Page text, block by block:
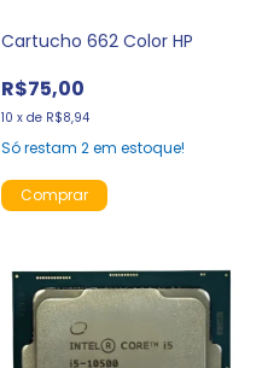
Cartucho 662 Color HP
R$75,00
10 x de R$8,94
Só restam 2em estoque!